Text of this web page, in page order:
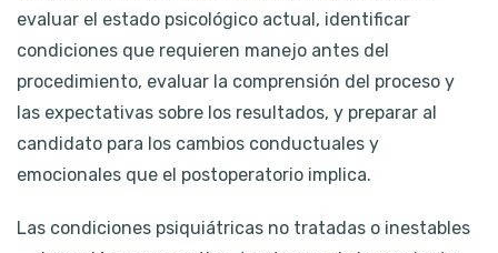
evaluar el estado psicológico actual, identificar
condiciones que requieren manejo antes del
procedimiento, evaluar la comprensión del proceso y
las expectativas sobre los resultados, y preparar al
candidato para los cambios conductuales y
emocionales que el postoperatorio implica.
Las condiciones psiquiátricas no tratadas o inestables